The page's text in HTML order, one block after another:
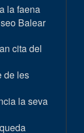
la faena
Balear
cita del
de les
la seva